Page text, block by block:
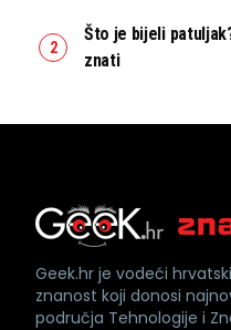
Što je bijeli
znati
Geek.hr je vodeći
znanost koji donosi
područja Tehnologije i